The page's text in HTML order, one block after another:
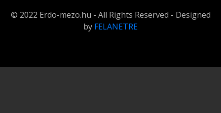
© 2022 Erdo-mezo.hu - All Rights Reserved - Designed
by FELANETRE